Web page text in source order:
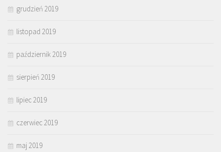
grudzień 2019
listopad 2019
październik 2019
sierpień 2019
lipiec 2019
czerwiec 2019
maj 2019